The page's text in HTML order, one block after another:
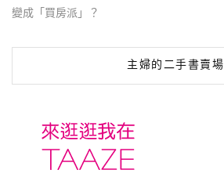
變成「買房派」？
主婦的二手書賣場